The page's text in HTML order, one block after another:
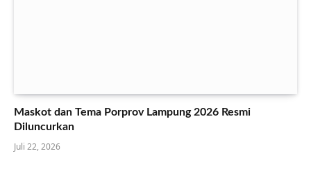
Maskot dan Tema Porprov Lampung 2026 Resmi
Diluncurkan
Juli 22, 2026